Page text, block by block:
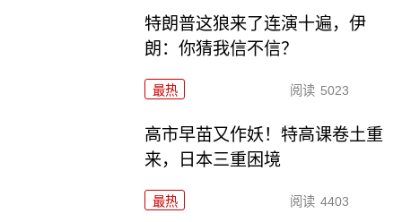
特朗普这狼来了连演十遍，伊
朗：你猜我信不信？
最热 阅读 5023
高市早苗又作妖！特高课卷土重
来，日本三重困境
最热 阅读 4403